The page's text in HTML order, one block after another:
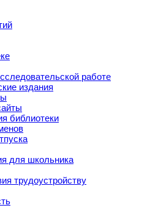
работе
издания
библиотеки
для школьника
трудоустройству